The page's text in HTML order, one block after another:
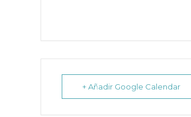
+ Añadir Google Calendar